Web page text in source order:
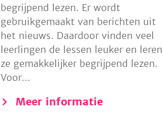
begrijpend lezen. Er wordt
gebruikgemaakt van berichten uit
het nieuws. Daardoor vinden veel
leerlingen de lessen leuker en leren
ze gemakkelijker begrijpend lezen.
Voor...
Meer informatie